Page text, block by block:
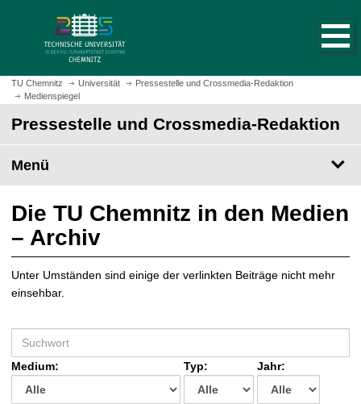
m
H
t
s
i
e
a
u
f
r
u
f
e
TU Chemnitz Universität
Pressestelle und Crossmedia-Redaktion
Medienspiegel
Pressestelle und Crossmedia-Redaktion
Menü
Die TU Chemnitz in den Medien
– Archiv
Unter Umständen sind einige der verlinkten Beiträge nicht mehr
einsehbar.
u
c
Medium: Typ: Jahr: